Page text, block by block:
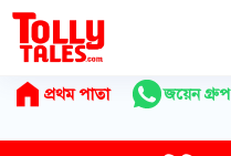
Skip
content
প্রথম পাতা জয়েন গ্রুপ